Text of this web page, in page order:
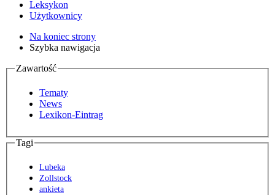
Leksykon
Użytkownicy
Na koniec strony
Szybka nawigacja
Zawartość
Tematy
News
Lexikon-Eintrag
Tagi
Lubeka
Zollstock
ankieta